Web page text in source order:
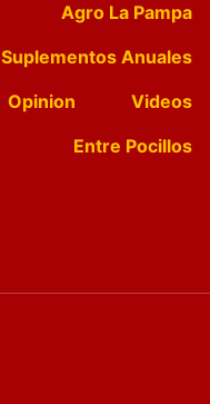
Agro La Pampa
Suplementos Anuales
Opinion
Videos
Entre Pocillos